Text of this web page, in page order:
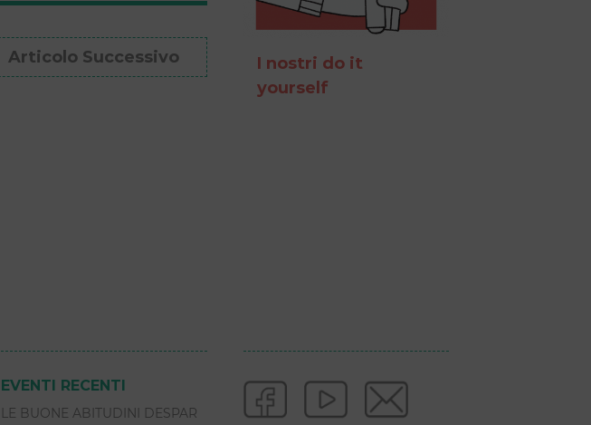
Articolo Successivo
I nostri do it
yourself
EVENTI RECENTI
LE BUONE ABITUDINI DESPAR